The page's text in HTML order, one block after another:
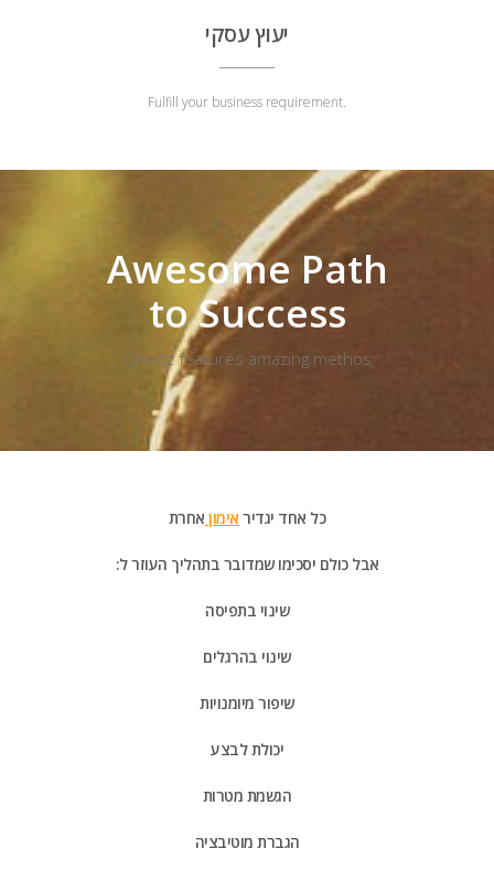
יעוץ עסקי
Fulfill your business requirement.
Awesome Path
to Success
Ometz features amazing methos
כל אחד יגדיר אימון אחרת
:אבל כולם יסכימו שמדובר בתהליך העוזר ל
שינוי בתפיסה
שינוי בהרגלים
שיפור מיומנויות
יכולת לבצע
הגשמת מטרות
הגברת מוטיבציה